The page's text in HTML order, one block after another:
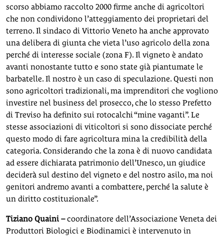
scorso abbiamo raccolto 2000 firme anche di agricoltori
che non condividono l’atteggiamento dei proprietari del
terreno. Il sindaco di Vittorio Veneto ha anche approvato
una delibera di giunta che vieta l’uso agricolo della zona
perché di interesse sociale (zona F). Il vigneto è andato
avanti nonostante tutto e sono state già piantumate le
barbatelle. Il nostro è un caso di speculazione. Questi non
sono agricoltori tradizionali, ma imprenditori che vogliono
investire nel business del prosecco, che lo stesso Prefetto
di Treviso ha definito sui rotocalchi “mine vaganti”. Le
stesse associazioni di viticoltori si sono dissociate perché
questo modo di fare agricoltura mina la credibilità della
categoria. Considerando che la zona è di nuovo candidata
ad essere dichiarata patrimonio dell’Unesco, un giudice
deciderà sul destino del vigneto e del nostro asilo, ma noi
genitori andremo avanti a combattere, perché la salute è
un diritto costituzionale”.
Tiziano Quaini –coordinatore dell’Associazione Veneta dei
Produttori Biologici e Biodinamici è intervenuto in